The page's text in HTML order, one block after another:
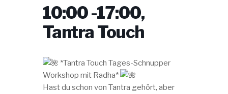
10:00 -17:00,
Tantra Touch
*Tantra Touch Tages-Schnupper
Workshop mit Radha*
Hast du schon von Tantra gehört, aber